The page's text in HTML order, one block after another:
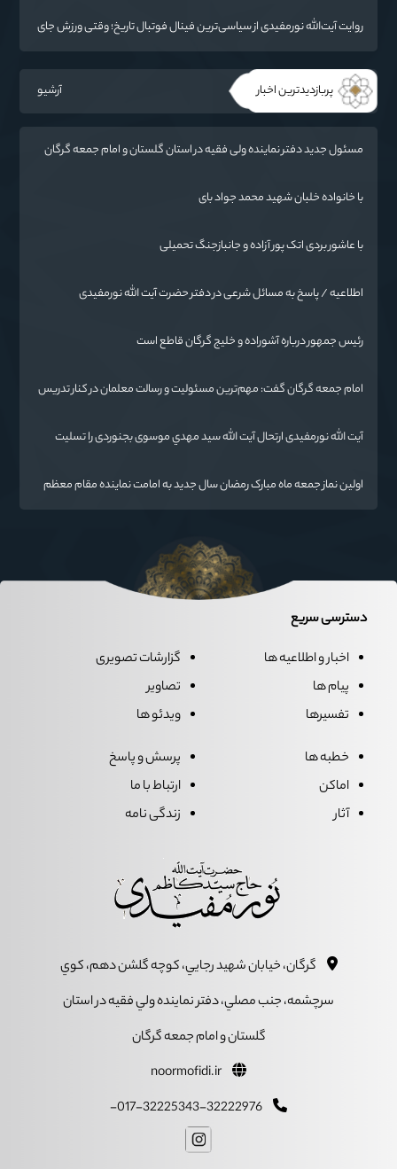
روایت آیت‌الله نورمفیدی از سیاسی‌ترین فینال فوتبال تاریخ؛ وقتی ورزش جای
پربازدیدترین اخبار آرشیو
مسئول جدید دفتر نماینده ولی فقیه در استان گلستان و امام جمعه گرگان
با خانواده خلبان شهید محمد جواد بای
با عاشور بردی اتک پور آزاده و جانبازجنگ تحمیلی
اطلاعیه / پاسخ به مسائل شرعی در دفتر حضرت آیت الله نورمفیدی
رئیس جمهور درباره آشوراده و خلیج گرگان قاطع است
امام جمعه گرگان گفت: مهم‌ترین مسئولیت و رسالت معلمان در کنار تدریس
ایران اسلامی است.
آیت الله نورمفیدی ارتحال آیت الله سيد مهدي موسوی بجنوردی را تسلیت
اولین نماز جمعه ماه مبارک رمضان سال جدید به امامت نماینده مقام معظم
دسترسی سریع
اخبار و اطلاعیه ها
پیام ها
تفسیرها
گزارشات تصویری
تصاویر
ویدئو ها
خطبه ها
اماکن
آثار
پرسش و پاسخ
ارتباط با ما
زندگی نامه
گرگان، خيابان شهيد رجايي، کوچه گلشن دهم، کوي
سرچشمه، جنب مصلي، دفتر نماينده ولي فقيه در استان
گلستان و امام جمعه گرگان